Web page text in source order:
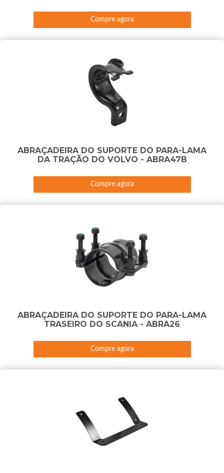
Compre agora
ABRAÇADEIRA DO SUPORTE DO PARA-LAMA
DA TRAÇÃO DO VOLVO - ABRA47B
Compre agora
ABRAÇADEIRA DO SUPORTE DO PARA-LAMA
TRASEIRO DO SCANIA - ABRA26
Compre agora